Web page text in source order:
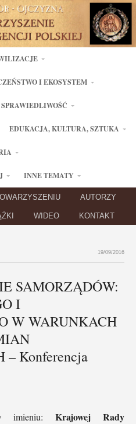
I EKOSYSTEM
SPRAWIEDLIWOŚĆ
EDUKACJA, KULTURA, SZTUKA
INNE TEMATY
AUTORZY
WIDEO KONTAKT
19/09/2016
SAMORZĄDÓW:
I
W WARUNKACH
– Konferencja
w imieniu:Krajowej Rady